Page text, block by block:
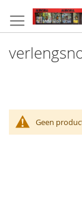
naar
de
Geen